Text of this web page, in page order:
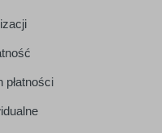
płatności